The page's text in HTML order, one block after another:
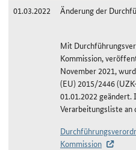
01.03.2022
Änderung der
Mit
Kommission,
November 2021,
(EU) 2015/2446
01.01.2022 geändert.
Verarbeitungsliste an
Kommission